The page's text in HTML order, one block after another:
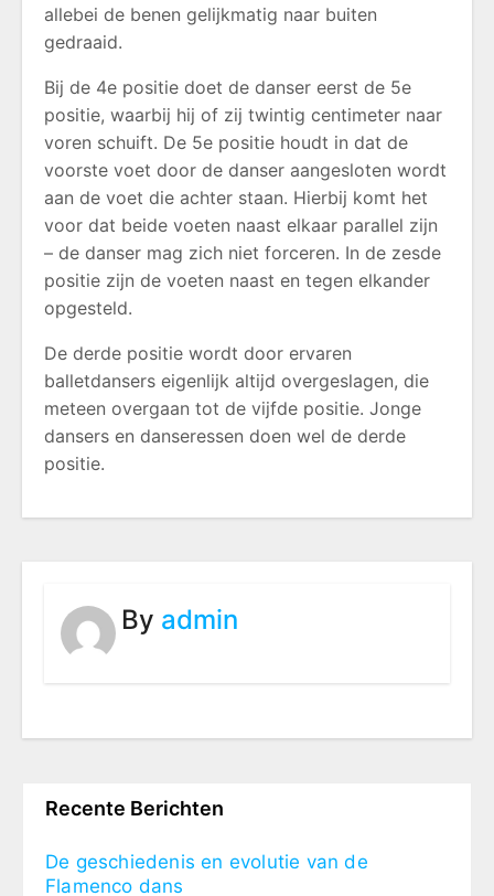
allebei de benen gelijkmatig naar buiten
gedraaid.
Bij de 4e positie doet de danser eerst de 5e
positie, waarbij hij of zij twintig centimeter naar
voren schuift. De 5e positie houdt in dat de
voorste voet door de danser aangesloten wordt
aan de voet die achter staan. Hierbij komt het
voor dat beide voeten naast elkaar parallel zijn
– de danser mag zich niet forceren. In de zesde
positie zijn de voeten naast en tegen elkander
opgesteld.
De derde positie wordt door ervaren
balletdansers eigenlijk altijd overgeslagen, die
meteen overgaan tot de vijfde positie. Jonge
dansers en danseressen doen wel de derde
positie.
By admin
Recente Berichten
De geschiedenis en evolutie van de
Flamenco dans